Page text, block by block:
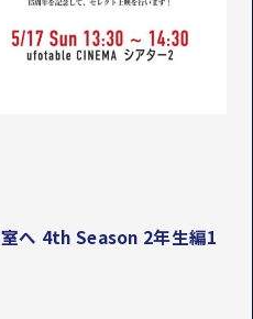
室へ 4th Season 2年生編1